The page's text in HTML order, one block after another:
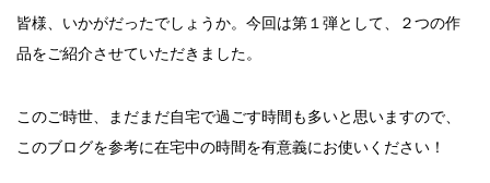
皆様、いかがだったでしょうか。今回は第１弾として、２つの作
品をご紹介させていただきました。
このご時世、まだまだ自宅で過ごす時間も多いと思いますので、
このブログを参考に在宅中の時間を有意義にお使いください！